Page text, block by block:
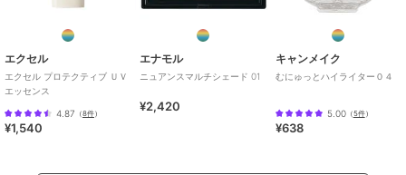
エクセル
エクセル プロテクティブ ＵＶ
エッセンス
4.87 （8件）
¥1,540
エナモル
ニュアンスマルチシェード 01
¥2,420
キャンメイク
むにゅっとハイライター０４
5.00（5件）
¥638